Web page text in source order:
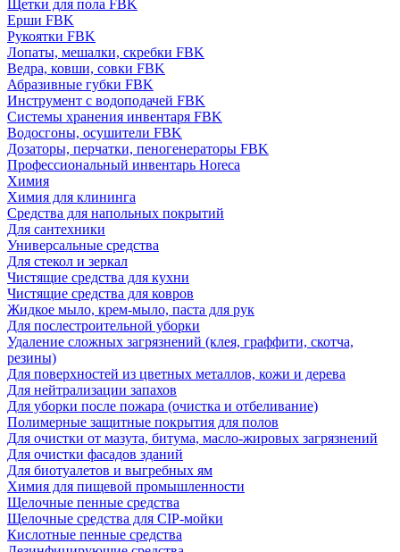
Щетки для пола FBK
Ерши FBK
Рукоятки FBK
Лопаты, мешалки, скребки FBK
Ведра, ковши, совки FBK
Абразивные губки FBK
Инструмент с водоподачей FBK
Системы хранения инвентаря FBK
Водосгоны, осушители FBK
Дозаторы, перчатки, пеногенераторы FBK
Профессиональный инвентарь Horeca
Химия
Химия для клининга
Средства для напольных покрытий
Для сантехники
Универсальные средства
Для стекол и зеркал
Чистящие средства для кухни
Чистящие средства для ковров
Жидкое мыло, крем-мыло, паста для рук
Для послестроительной уборки
Удаление сложных загрязнений (клея, граффити, скотча,
резины)
Для поверхностей из цветных металлов, кожи и дерева
Для нейтрализации запахов
Для уборки после пожара (очистка и отбеливание)
Полимерные защитные покрытия для полов
Для очистки от мазута, битума, масло-жировых загрязнений
Для очистки фасадов зданий
Для биотуалетов и выгребных ям
Химия для пищевой промышленности
Щелочные пенные средства
Щелочные средства для CIP-мойки
Кислотные пенные средства